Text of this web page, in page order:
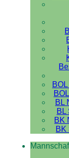
BL
BL
BK
BK